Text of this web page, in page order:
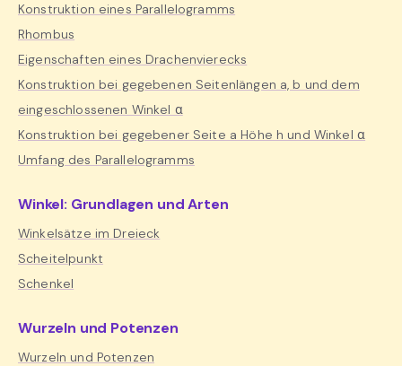
Konstruktion eines Parallelogramms
Rhombus
Eigenschaften eines Drachenvierecks
Konstruktion bei gegebenen Seitenlängen a, b und dem
eingeschlossenen Winkel α
Konstruktion bei gegebener Seite a Höhe h und Winkel α
Umfang des Parallelogramms
Winkel: Grundlagen und Arten
Winkelsätze im Dreieck
Scheitelpunkt
Schenkel
Wurzeln und Potenzen
Wurzeln und Potenzen